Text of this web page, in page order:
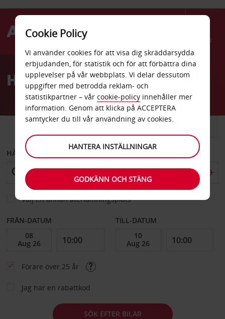
Menu
AvisHyrbil Kina
BIL
HÄMTA FRÅN
Välj en annan återlämningsplats
FRÅN-DATUM TILL-DATUM
Förare över 25 år
Jag har en rabattkod
SÖK EFTER BILAR
Cookie Policy
Vi använder cookies för att visa dig skräddarsydda
erbjudanden, för statistik och för att förbättra dina
upplevelser på vår webbplats. Vi delar dessutom
uppgifter med betrodda reklam- och
statistikpartner – vår cookie-policy innehåller mer
information. Genom att klicka på ACCEPTERA
samtycker du till vår användning av cookies.
HANTERA INSTÄLLNINGAR
GODKÄNN OCH STÄNG